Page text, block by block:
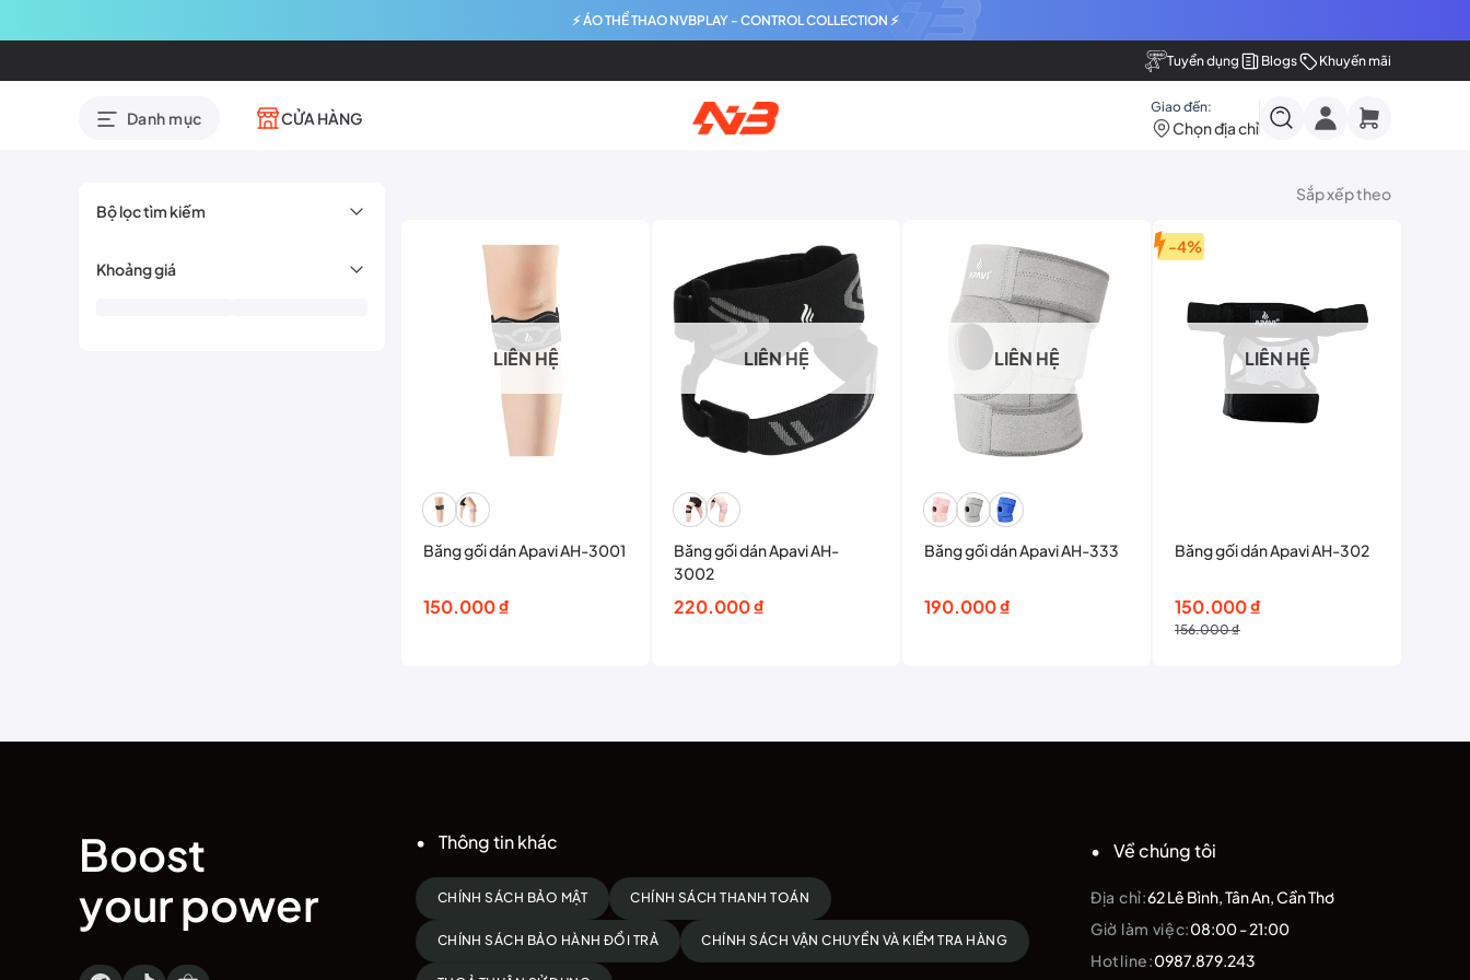
Tuyển dụng Blogs Khuyến mãi
Danh mục CỬA HÀNG
Giao đến:
Chọn địa chỉ
⚡ ÁO THỂ THAO NVBPLAY - CONTROL COLLECTION ⚡
Bộ lọc tìm kiếm
Khoảng giá
Sắp xếp theo
LIÊN HỆ
Băng gối dán Apavi AH-3001
150.000₫
LIÊN HỆ
Băng gối dán Apavi AH-
3002
220.000₫
LIÊN HỆ
Băng gối dán Apavi AH-333
190.000₫
-4%
LIÊN HỆ
Băng gối dán Apavi AH-302
156.000₫
Giá
gốc
150.000₫
Giá
hiện
Boost
your power
Thông tin khác
CHÍNH SÁCH BẢO MẬT CHÍNH SÁCH THANH TOÁN
CHÍNH SÁCH BẢO HÀNH ĐỔI TRẢ CHÍNH SÁCH VẬN CHUYỂN VÀ KIỂM TRA HÀNG
Về chúng tôi
Địa chỉ:62 Lê Bình, Tân An, Cần Thơ
Giờ làm việc:08:00 - 21:00
Hotline:0987.879.243